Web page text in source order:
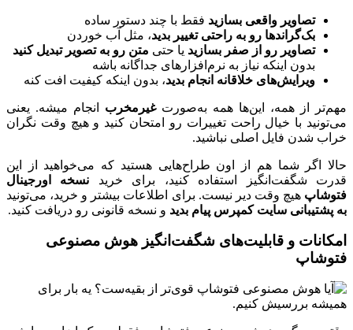
تصاویر واقعی بسازید فقط با چند دستور ساده
بک‌گراندها رو به راحتی تغییر بدید، مثل آب خوردن
تصاویر رو از صفر بسازید یا حتی متن رو به تصویر تبدیل کنید
بدون اینکه نیاز به نرم‌افزارهای جداگانه باشه
ویرایش‌های خلاقانه انجام بدید، بدون اینکه کیفیت افت کنه
مهم‌تر از همه، این‌ها همه به‌صورتغیرمخرب انجام میشه. یعنی
می‌تونید با خیال راحت تغییرات رو امتحان کنید و هیچ وقت نگران
خراب شدن فایل اصلی نباشید.
حالا اگر شما هم از اون طراح‌هایی هستید که می‌خواهید از این
قدرت شگفت‌انگیز استفاده کنید، برای خرید نسخه اورجینال
فتوشاپ هیچ وقت دیر نیست. برای اطلاعات بیشتر و خرید، می‌تونید
به پشتیبانی سایت کمپرس پیام بدید و نسخه قانونی رو دریافت کنید.
امکانات و قابلیت‌های شگفت‌انگیز هوش مصنوعی
فتوشاپ